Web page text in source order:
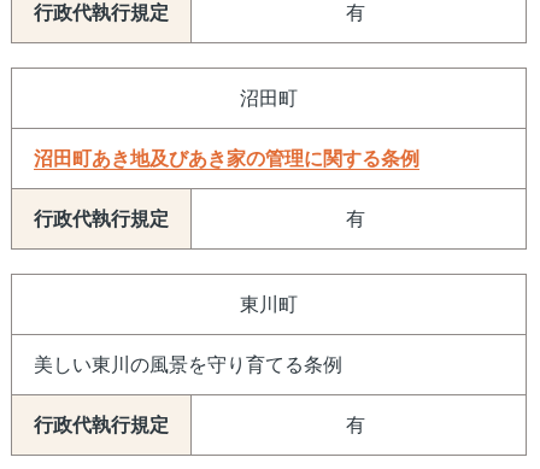
有
沼田町
沼田町あき地及びあき家の管理に関する条例
有
東川町
美しい東川の風景を守り育てる条例
有